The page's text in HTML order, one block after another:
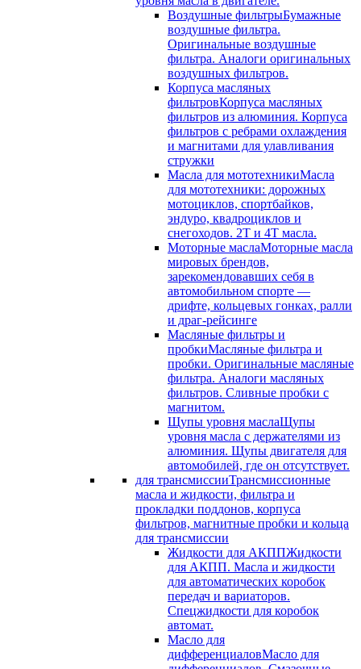
Воздушные фильтрыБумажные
воздушные фильтра.
Оригинальные воздушные
фильтра. Аналоги оригинальных
воздушных фильтров.
Корпуса масляных
фильтровКорпуса масляных
фильтров из алюминия. Корпуса
фильтров с ребрами охлаждения
и магнитами для улавливания
стружки
Масла для мототехникиМасла
для мототехники: дорожных
мотоциклов, спортбайков,
эндуро, квадроциклов и
снегоходов. 2T и 4T масла.
Моторные маслаМоторные масла
мировых брендов,
зарекомендовавших себя в
автомобильном спорте —
дрифте, кольцевых гонках, ралли
и драг-рейсинге
Масляные фильтры и
пробкиМасляные фильтра и
пробки. Оригинальные масляные
фильтра. Аналоги масляных
фильтров. Сливные пробки с
магнитом.
Щупы уровня маслаЩупы
уровня масла с держателями из
алюминия. Щупы двигателя для
автомобилей, где он отсутствует.
для трансмиссииТрансмиссионные
масла и жидкости, фильтра и
прокладки поддонов, корпуса
фильтров, магнитные пробки и кольца
для трансмиссии
Жидкости для АКППЖидкости
для АКПП. Масла и жидкости
для автоматических коробок
передач и вариаторов.
Спецжидкости для коробок
автомат.
Масло для
дифференциаловМасло для